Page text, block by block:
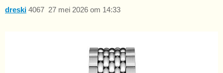
dreski 27 mei 2026 om 14:33
4067